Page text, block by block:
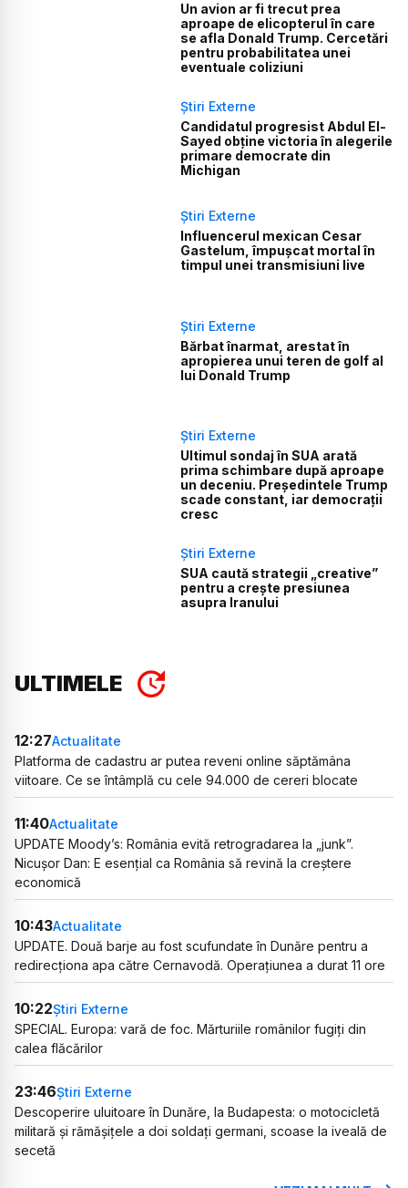
Un avion ar fi trecut prea
aproape de elicopterul în care
se afla Donald Trump. Cercetări
pentru probabilitatea unei
eventuale coliziuni
Știri Externe
Candidatul progresist Abdul El-
Sayed obține victoria în alegerile
primare democrate din
Michigan
Știri Externe
Influencerul mexican Cesar
Gastelum, împușcat mortal în
timpul unei transmisiuni live
Știri Externe
Bărbat înarmat, arestat în
apropierea unui teren de golf al
lui Donald Trump
Știri Externe
Ultimul sondaj în SUA arată
prima schimbare după aproape
un deceniu. Președintele Trump
scade constant, iar democrații
cresc
Știri Externe
SUA caută strategii „creative”
pentru a crește presiunea
asupra Iranului
ULTIMELE
12:27Actualitate
Platforma de cadastru ar putea reveni online săptămâna
viitoare. Ce se întâmplă cu cele 94.000 de cereri blocate
11:40Actualitate
UPDATE Moody’s: România evită retrogradarea la „junk”.
Nicușor Dan: E esențial ca România să revină la creștere
economică
10:43Actualitate
UPDATE. Două barje au fost scufundate în Dunăre pentru a
redirecționa apa către Cernavodă. Operațiunea a durat 11 ore
10:22Știri Externe
SPECIAL. Europa: vară de foc. Mărturiile românilor fugiți din
calea flăcărilor
23:46Știri Externe
Descoperire uluitoare în Dunăre, la Budapesta: o motocicletă
militară și rămășițele a doi soldați germani, scoase la iveală de
secetă